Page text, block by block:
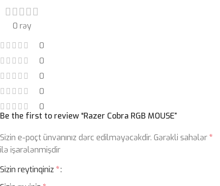
0 rəy
0
0
0
0
0
Be the first to review “Razer Cobra RGB MOUSE”
Sizin e-poçt ünvanınız dərc edilməyəcəkdir. Gərəkli sahələr*
ilə işarələnmişdir
Sizin reytinqiniz *